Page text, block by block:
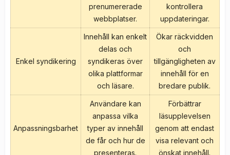
prenumererade
webbplatser.
kontrollera
uppdateringar.
Enkel syndikering
Innehåll kan enkelt
delas och
syndikeras över
olika plattformar
och läsare.
Ökar räckvidden
och
tillgängligheten av
innehåll för en
bredare publik.
Anpassningsbarhet
Användare kan
anpassa vilka
typer av innehåll
de får och hur de
presenteras.
Förbättrar
läsupplevelsen
genom att endast
visa relevant och
önskat innehåll.